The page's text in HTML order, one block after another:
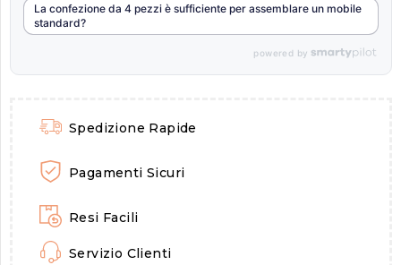
La confezione da 4 pezzi è sufficiente per assemblare un mobile
standard?
powered by
Spedizione Rapide
Pagamenti Sicuri
Resi Facili
Servizio Clienti